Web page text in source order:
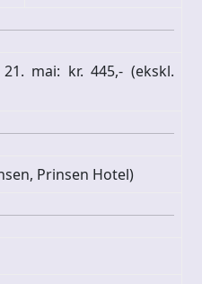
mai: kr. 445,- (ekskl.
Prinsen Hotel)